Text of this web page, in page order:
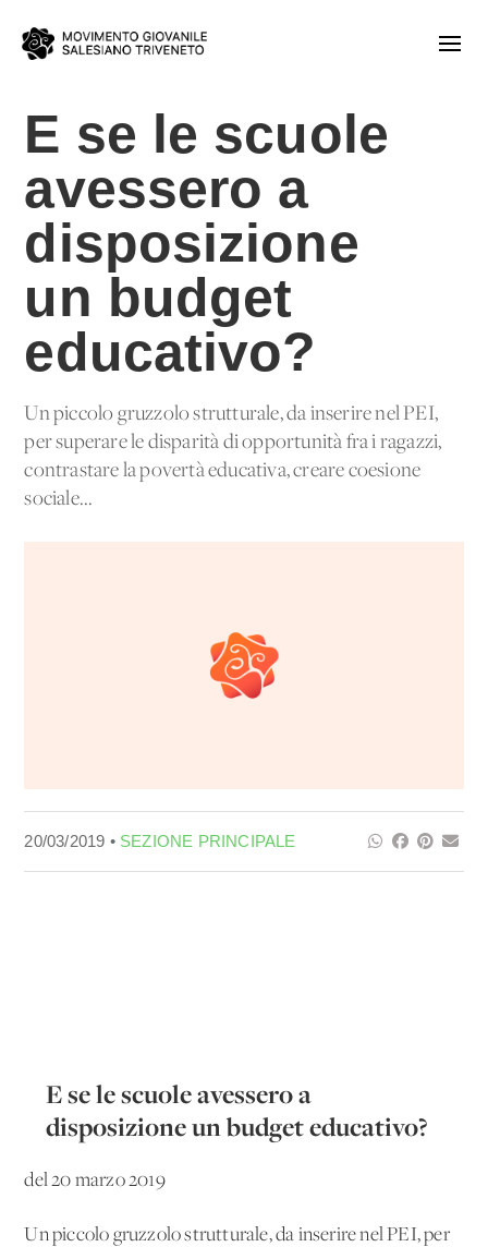
E se le scuole
avessero a
disposizione
un budget
educativo?
Un piccolo gruzzolo strutturale, da inserire nel PEI,
per superare le disparità di opportunità fra i ragazzi,
contrastare la povertà educativa, creare coesione
sociale...
20/03/2019 • SEZIONE PRINCIPALE
E se le scuole avessero a
disposizione un budget educativo?
del 20 marzo 2019
Un piccolo gruzzolo strutturale, da inserire nel PEI, per